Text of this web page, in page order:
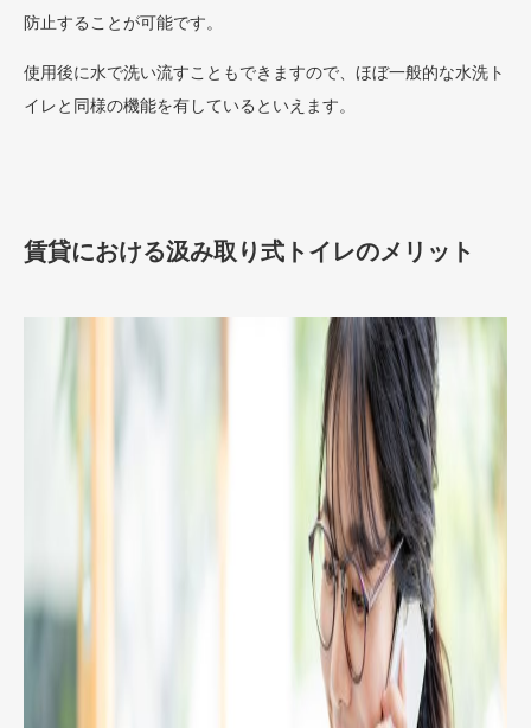
防止することが可能です。
使用後に水で洗い流すこともできますので、ほぼ一般的な水洗ト
イレと同様の機能を有しているといえます。
賃貸における汲み取り式トイレのメリット